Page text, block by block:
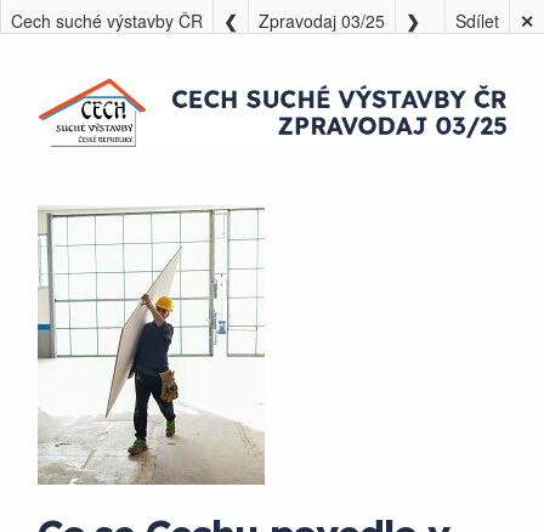
Cech suché výstavby ČR Zpravodaj 03/25 ✕
Sdílet